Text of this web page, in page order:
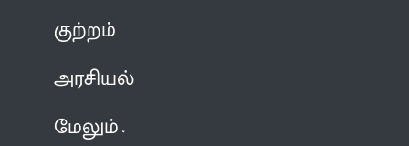
குற்றம்
அரசியல்
மேலும்